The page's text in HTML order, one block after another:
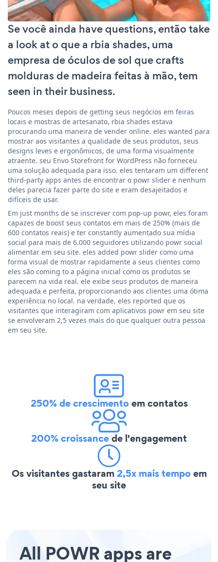
Se você ainda have questions, então take
a look at o que a rbia shades, uma
empresa de óculos de sol que crafts
molduras de madeira feitas à mão, tem
seen in their business.
Poucos meses depois de getting seus negócios em feiras
locais e mostras de artesanato, rbia shades estava
procurando uma maneira de vender online. eles wanted para
mostrar aos visitantes a qualidade de seus produtos, seus
designs leves e ergonômicos, de uma forma visualmente
atraente. seu Envo Storefront for WordPress não forneceu
uma solução adequada para isso. eles tentaram um different
third-party apps antes de encontrar o powr slider e nenhum
deles parecia fazer parte do site e eram desajeitados e
difíceis de usar.
Em just months de se inscrever com pop-up powr, eles foram
capazes de boost seus contatos em mais de 250% (mais de
600 contatos reais) e ter constantly aumentado sua mídia
social para mais de 6.000 seguidores utilizando powr social
alimentar em seu site. eles added powr slider como uma
forma visual de mostrar rapidamente a seus clientes como
eles são coming to a página inicial como os produtos se
parecem na vida real. ele exibe seus produtos de maneira
adequada e perfeita, proporcionando aos clientes uma ótima
experiência no local. na verdade, eles reported que os
visitantes que interagiram com aplicativos powr em seu site
se envolveram 2,5 vezes mais do que qualquer outra pessoa
em seu site.
250% de crescimentoem contatos
200% croissancede l'engagement
Os visitantes gastaram2,5x mais tempoem
seu site
All POWR apps are